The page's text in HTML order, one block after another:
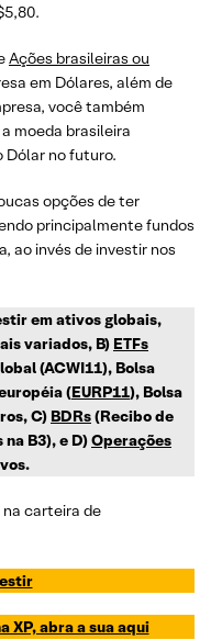
Ações brasileiras ou
em Dólares, além de
você também
moeda brasileira
Dólar no futuro.
opções de ter
principalmente fundos
ao invés de investir nos
em ativos globais,
variados, B) ETFs
(ACWI11), Bolsa
(EURP11), Bolsa
C) BDRs(Recibo de
B3), e D)Operações
carteira de
XP, abra a sua aqui